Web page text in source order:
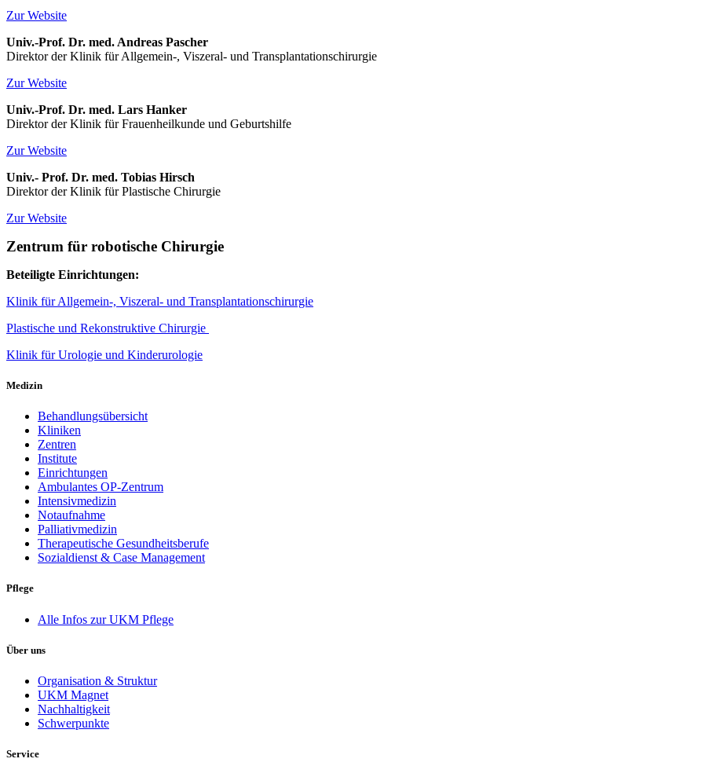
Zur Website
Univ.-Prof. Dr. med. Andreas Pascher
Direktor der Klinik für Allgemein-, Viszeral- und Transplantationschirurgie
Zur Website
Univ.-Prof. Dr. med. Lars Hanker
Direktor der Klinik für Frauenheilkunde und Geburtshilfe
Zur Website
Univ.- Prof. Dr. med. Tobias Hirsch
Direktor der Klinik für Plastische Chirurgie
Zur Website
Zentrum für robotische Chirurgie
Beteiligte Einrichtungen:
Klinik für Allgemein-, Viszeral- und Transplantationschirurgie
Plastische und Rekonstruktive Chirurgie
Klinik für Urologie und Kinderurologie
Medizin
Behandlungsübersicht
Kliniken
Zentren
Institute
Einrichtungen
Ambulantes OP-Zentrum
Intensivmedizin
Notaufnahme
Palliativmedizin
Therapeutische Gesundheitsberufe
Sozialdienst & Case Management
Pflege
Alle Infos zur UKM Pflege
Über uns
Organisation & Struktur
UKM Magnet
Nachhaltigkeit
Schwerpunkte
Service